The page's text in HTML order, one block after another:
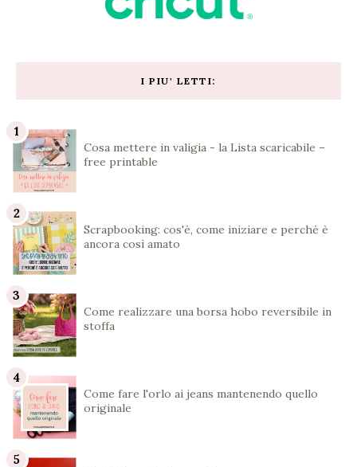
I PIU' LETTI:
Cosa mettere in valigia - la Lista scaricabile –
free printable
Scrapbooking: cos'è, come iniziare e perché è
ancora così amato
Come realizzare una borsa hobo reversibile in
stoffa
Come fare l'orlo ai jeans mantenendo quello
originale